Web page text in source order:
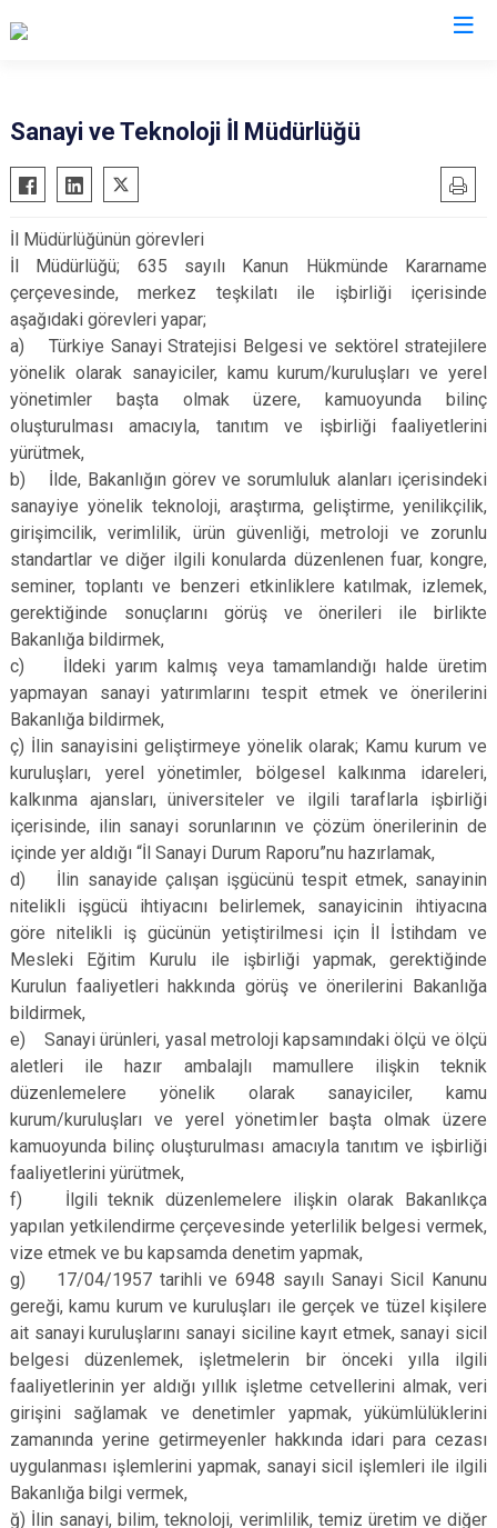
Sanayi ve Teknoloji İl Müdürlüğü
İl Müdürlüğünün görevleri
İl Müdürlüğü; 635 sayılı Kanun Hükmünde Kararname
çerçevesinde, merkez teşkilatı ile işbirliği içerisinde
aşağıdaki görevleri yapar;
a) Türkiye Sanayi Stratejisi Belgesi ve sektörel stratejilere
yönelik olarak sanayiciler, kamu kurum/kuruluşları ve yerel
yönetimler başta olmak üzere, kamuoyunda bilinç
oluşturulması amacıyla, tanıtım ve işbirliği faaliyetlerini
yürütmek,
b) İlde, Bakanlığın görev ve sorumluluk alanları içerisindeki
sanayiye yönelik teknoloji, araştırma, geliştirme, yenilikçilik,
girişimcilik, verimlilik, ürün güvenliği, metroloji ve zorunlu
standartlar ve diğer ilgili konularda düzenlenen fuar, kongre,
seminer, toplantı ve benzeri etkinliklere katılmak, izlemek,
gerektiğinde sonuçlarını görüş ve önerileri ile birlikte
Bakanlığa bildirmek,
c) İldeki yarım kalmış veya tamamlandığı halde üretim
yapmayan sanayi yatırımlarını tespit etmek ve önerilerini
Bakanlığa bildirmek,
ç) İlin sanayisini geliştirmeye yönelik olarak; Kamu kurum ve
kuruluşları, yerel yönetimler, bölgesel kalkınma idareleri,
kalkınma ajansları, üniversiteler ve ilgili taraflarla işbirliği
içerisinde, ilin sanayi sorunlarının ve çözüm önerilerinin de
içinde yer aldığı “İl Sanayi Durum Raporu”nu hazırlamak,
d) İlin sanayide çalışan işgücünü tespit etmek, sanayinin
nitelikli işgücü ihtiyacını belirlemek, sanayicinin ihtiyacına
göre nitelikli iş gücünün yetiştirilmesi için İl İstihdam ve
Mesleki Eğitim Kurulu ile işbirliği yapmak, gerektiğinde
Kurulun faaliyetleri hakkında görüş ve önerilerini Bakanlığa
bildirmek,
e) Sanayi ürünleri, yasal metroloji kapsamındaki ölçü ve ölçü
aletleri ile hazır ambalajlı mamullere ilişkin teknik
düzenlemelere yönelik olarak sanayiciler, kamu
kurum/kuruluşları ve yerel yönetimler başta olmak üzere
kamuoyunda bilinç oluşturulması amacıyla tanıtım ve işbirliği
faaliyetlerini yürütmek,
f) İlgili teknik düzenlemelere ilişkin olarak Bakanlıkça
yapılan yetkilendirme çerçevesinde yeterlilik belgesi vermek,
vize etmek ve bu kapsamda denetim yapmak,
g) 17/04/1957 tarihli ve 6948 sayılı Sanayi Sicil Kanunu
gereği, kamu kurum ve kuruluşları ile gerçek ve tüzel kişilere
ait sanayi kuruluşlarını sanayi siciline kayıt etmek, sanayi sicil
belgesi düzenlemek, işletmelerin bir önceki yılla ilgili
faaliyetlerinin yer aldığı yıllık işletme cetvellerini almak, veri
girişini sağlamak ve denetimler yapmak, yükümlülüklerini
zamanında yerine getirmeyenler hakkında idari para cezası
uygulanması işlemlerini yapmak, sanayi sicil işlemleri ile ilgili
Bakanlığa bilgi vermek,
ğ) İlin sanayi, bilim, teknoloji, verimlilik, temiz üretim ve diğer